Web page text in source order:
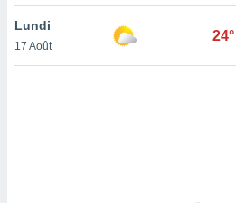
de
Lundi
17 Août
24°